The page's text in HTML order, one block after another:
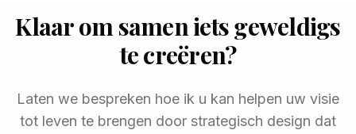
Klaar om samen iets geweldigs
te creëren?
Laten we bespreken hoe ik u kan helpen uw visie
tot leven te brengen door strategisch design dat